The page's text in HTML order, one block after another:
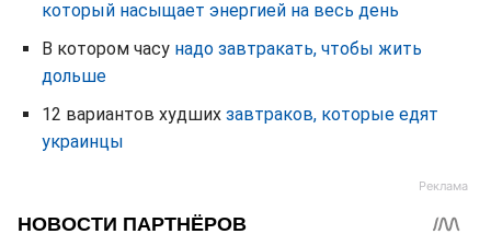
который насыщает энергией на весь день
В котором часу надо завтракать, чтобы жить
дольше
12 вариантов худших завтраков, которые едят
украинцы